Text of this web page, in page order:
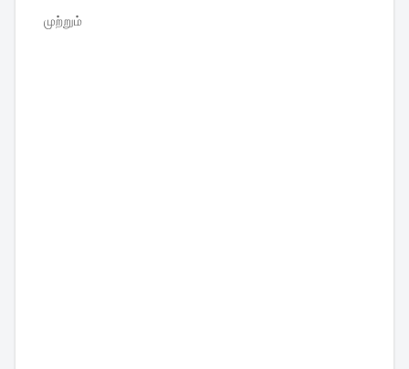
முற்றும்